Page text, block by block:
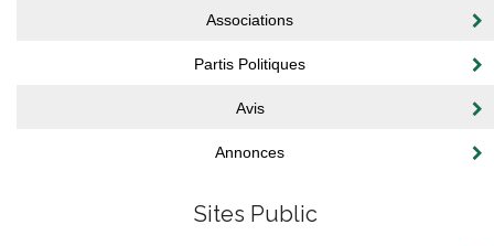
Associations
Partis Politiques
Avis
Annonces
Sites Public